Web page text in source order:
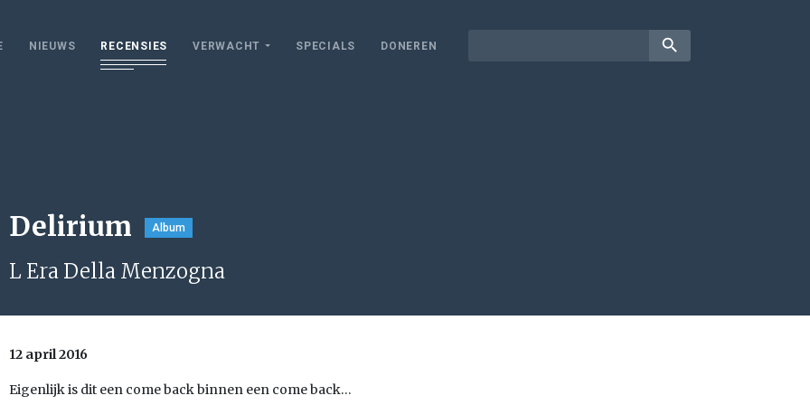
NIEUWS RECENSIES VERWACHT SPECIALS DONEREN search
Delirium Album
L Era Della Menzogna
12 april 2016
Eigenlijk is dit een come back binnen een come back…